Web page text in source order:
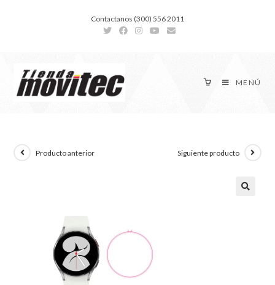
Contactanos (300) 556 2011
MENÚ
Producto anterior Siguiente producto